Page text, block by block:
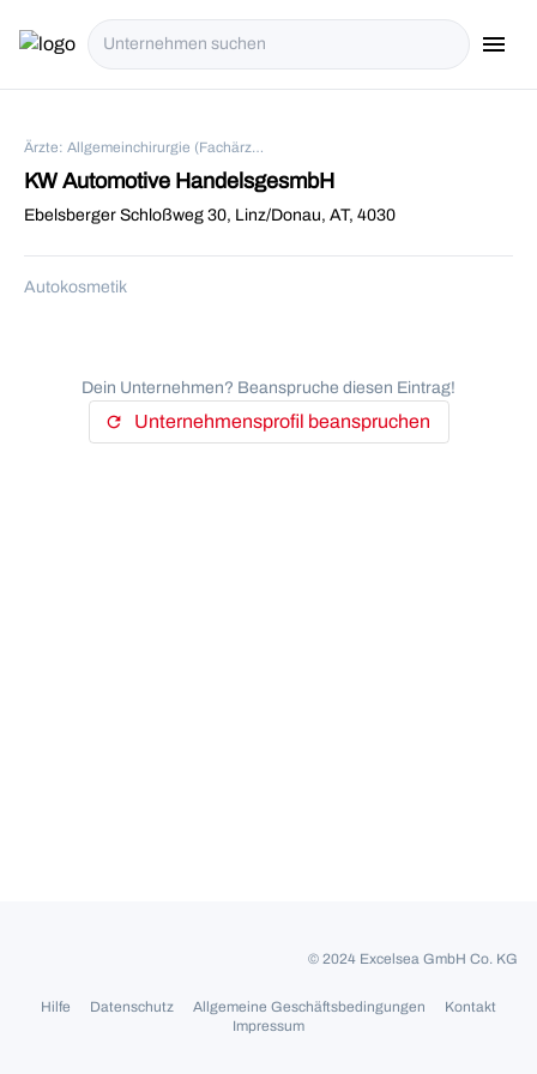
menu
Ärzte: Allgemeinchirurgie (Fachärzte) in Linz/Donau
KW Automotive HandelsgesmbH
Ebelsberger Schloßweg 30, Linz/Donau, AT, 4030
Autokosmetik
Dein Unternehmen? Beanspruche diesen Eintrag!
refresh Unternehmensprofil beanspruchen
© 2024 Excelsea GmbH Co. KG
Hilfe Datenschutz Allgemeine Geschäftsbedingungen
Kontakt
Impressum